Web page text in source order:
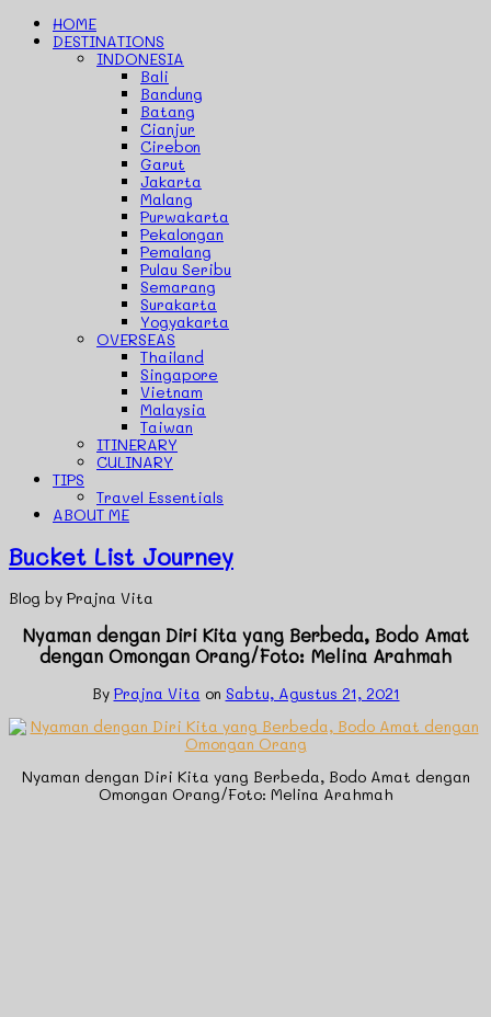
HOME
DESTINATIONS
INDONESIA
Bali
Bandung
Batang
Cianjur
Cirebon
Garut
Jakarta
Malang
Purwakarta
Pekalongan
Pemalang
Pulau Seribu
Semarang
Surakarta
Yogyakarta
OVERSEAS
Thailand
Singapore
Vietnam
Malaysia
Taiwan
ITINERARY
CULINARY
TIPS
Travel Essentials
ABOUT ME
Bucket List Journey
Blog by Prajna Vita
Nyaman dengan Diri Kita yang Berbeda, Bodo Amat
dengan Omongan Orang/Foto: Melina Arahmah
By Prajna Vita on Sabtu, Agustus 21, 2021
Nyaman dengan Diri Kita yang Berbeda, Bodo Amat dengan
Omongan Orang/Foto: Melina Arahmah